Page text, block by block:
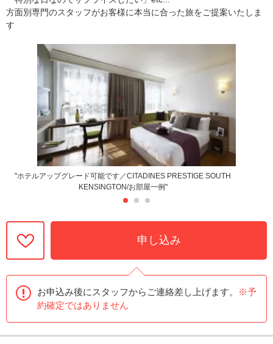
方面別専門のスタッフがお客様に本当に合った旅をご提案いたしま
す
"ホテルアップグレード可能です／CITADINES PRESTIGE SOUTH
KENSINGTON/お部屋一例"
申し込み
お申込み後にスタッフからご連絡差し上げます。
※予
約確定ではありません